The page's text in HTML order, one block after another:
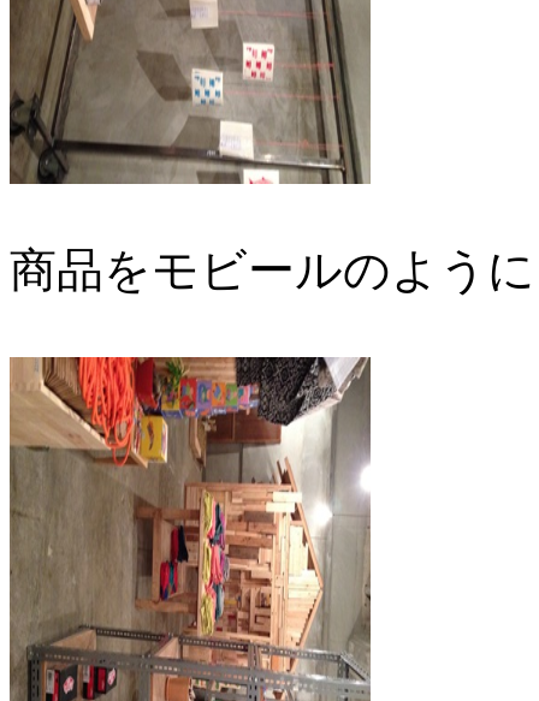
商品をモビールのよう